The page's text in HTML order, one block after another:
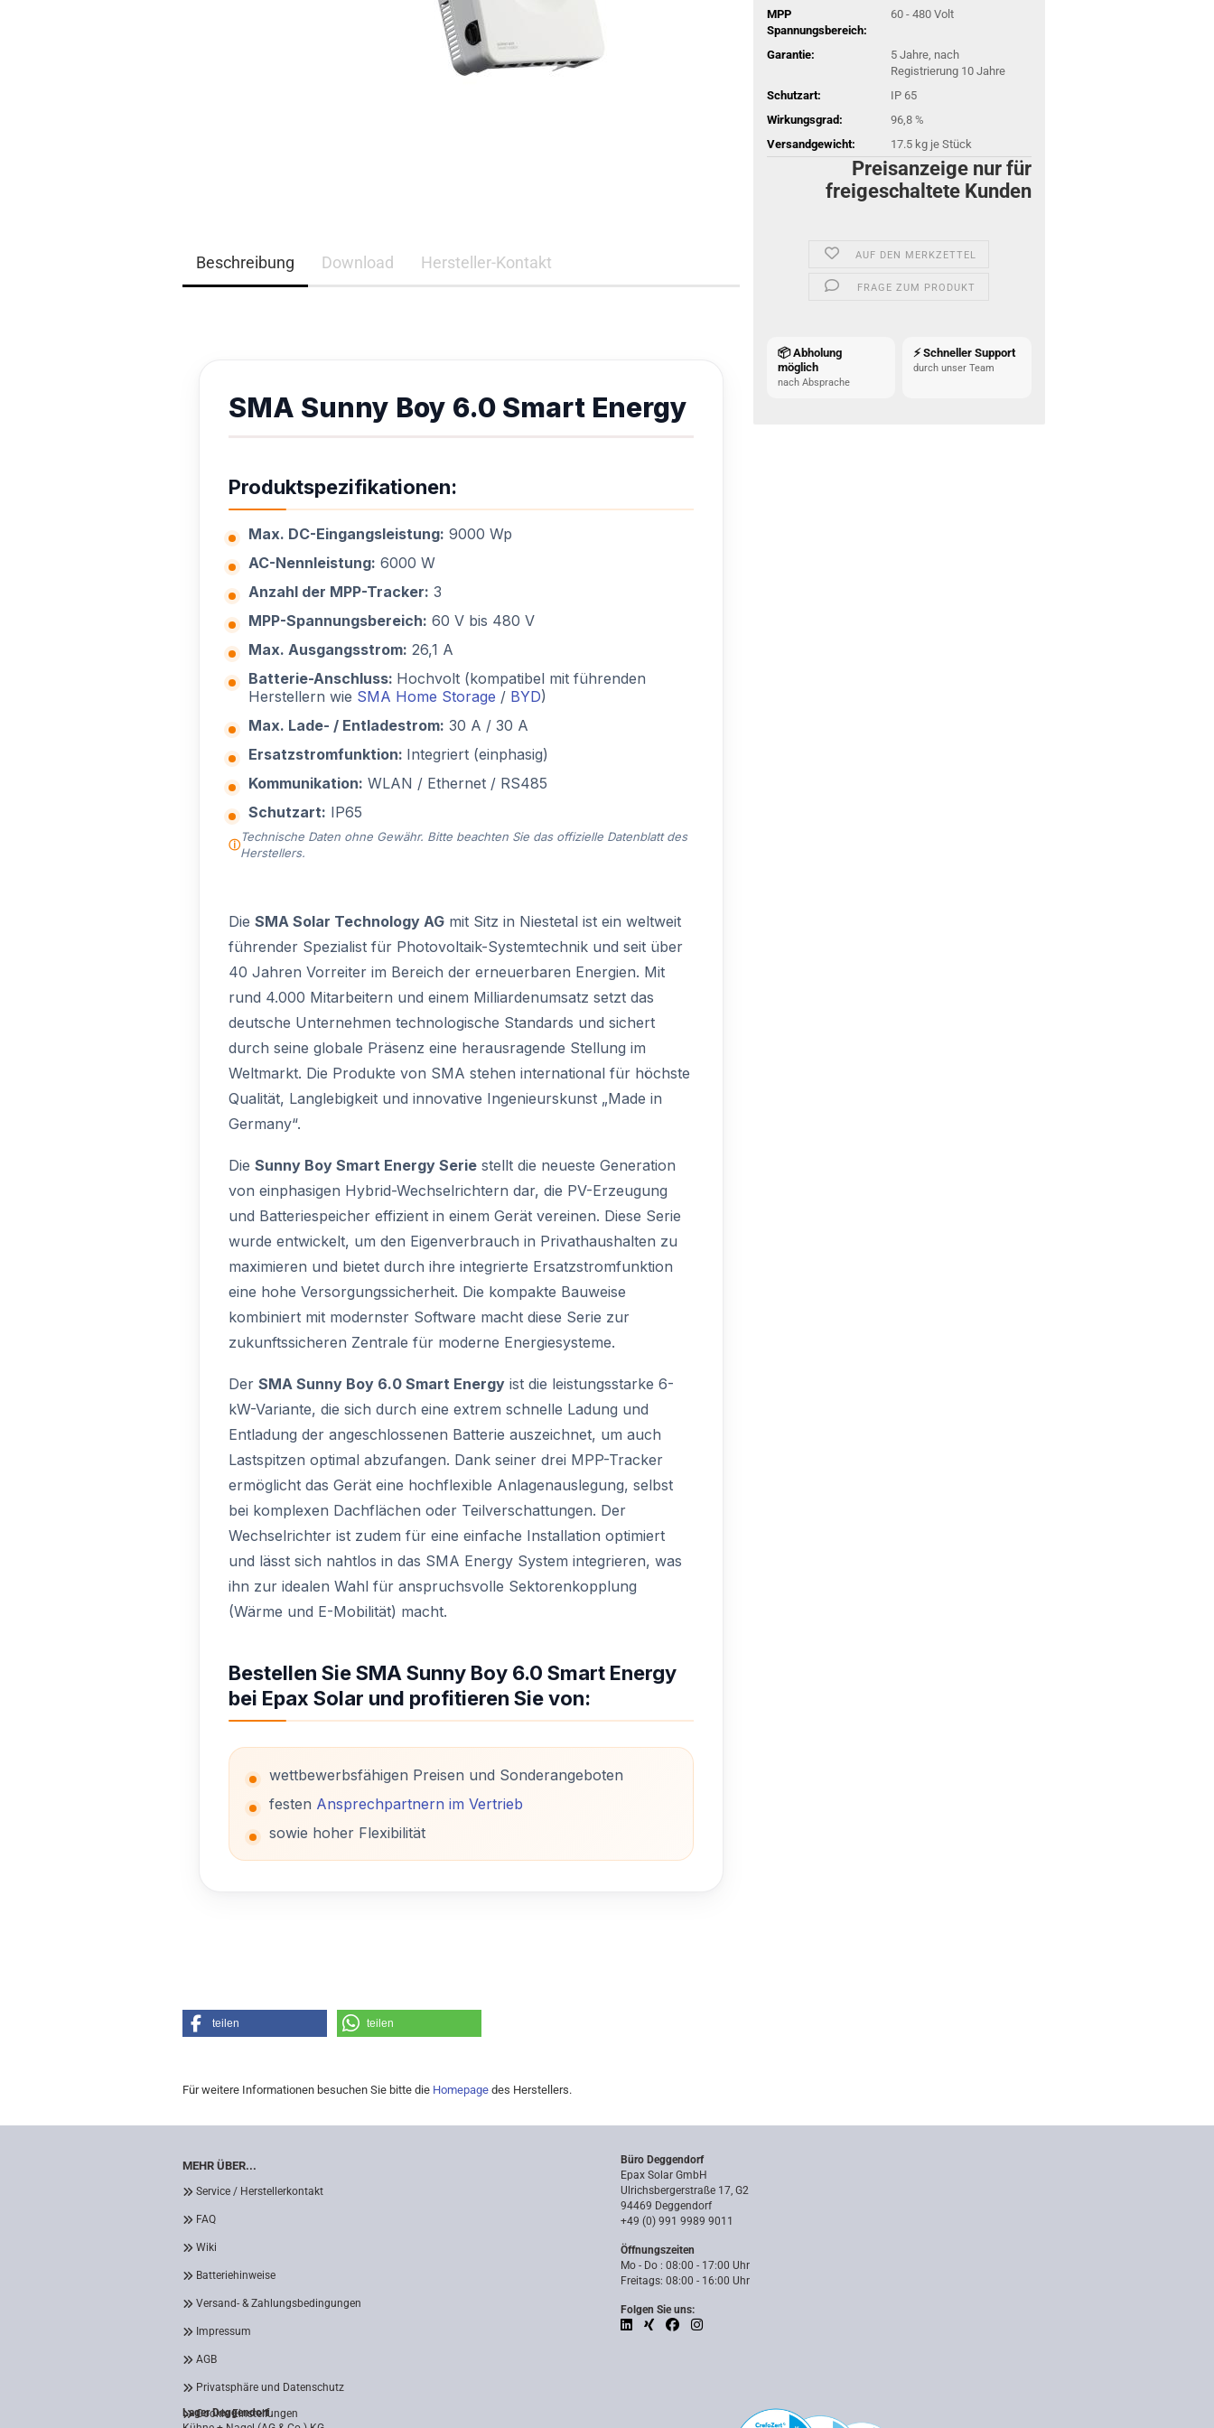
MPP
Spannungsbereich:
60 - 480 Volt
Garantie:
5 Jahre, nach
Registrierung 10 Jahre
Schutzart:
IP 65
Wirkungsgrad:
96,8 %
Versandgewicht:
17.5kg je Stück
Preisanzeige nur für
freigeschaltete Kunden
AUF DEN MERKZETTEL
FRAGE ZUM PRODUKT
📦 Abholung
möglich
nach Absprache
⚡ Schneller Support
durch unser Team
Beschreibung Download Hersteller-Kontakt
SMA Sunny Boy 6.0 Smart Energy
Produktspezifikationen:
Max. DC-Eingangsleistung: 9000 Wp
AC-Nennleistung: 6000 W
Anzahl der MPP-Tracker: 3
MPP-Spannungsbereich: 60 V bis 480 V
Max. Ausgangsstrom: 26,1 A
Batterie-Anschluss: Hochvolt (kompatibel mit führenden
Herstellern wie SMA Home Storage / BYD)
Max. Lade- / Entladestrom: 30 A / 30 A
Ersatzstromfunktion: Integriert (einphasig)
Kommunikation: WLAN / Ethernet / RS485
Schutzart: IP65
Technische Daten ohne Gewähr. Bitte beachten Sie das offizielle Datenblatt des
Herstellers.
Die SMA Solar Technology AG mit Sitz in Niestetal ist ein weltweit
führender Spezialist für Photovoltaik-Systemtechnik und seit über
40 Jahren Vorreiter im Bereich der erneuerbaren Energien. Mit
rund 4.000 Mitarbeitern und einem Milliardenumsatz setzt das
deutsche Unternehmen technologische Standards und sichert
durch seine globale Präsenz eine herausragende Stellung im
Weltmarkt. Die Produkte von SMA stehen international für höchste
Qualität, Langlebigkeit und innovative Ingenieurskunst „Made in
Germany“.
Die Sunny Boy Smart Energy Serie stellt die neueste Generation
von einphasigen Hybrid-Wechselrichtern dar, die PV-Erzeugung
und Batteriespeicher effizient in einem Gerät vereinen. Diese Serie
wurde entwickelt, um den Eigenverbrauch in Privathaushalten zu
maximieren und bietet durch ihre integrierte Ersatzstromfunktion
eine hohe Versorgungssicherheit. Die kompakte Bauweise
kombiniert mit modernster Software macht diese Serie zur
zukunftssicheren Zentrale für moderne Energiesysteme.
Der SMA Sunny Boy 6.0 Smart Energy ist die leistungsstarke 6-
kW-Variante, die sich durch eine extrem schnelle Ladung und
Entladung der angeschlossenen Batterie auszeichnet, um auch
Lastspitzen optimal abzufangen. Dank seiner drei MPP-Tracker
ermöglicht das Gerät eine hochflexible Anlagenauslegung, selbst
bei komplexen Dachflächen oder Teilverschattungen. Der
Wechselrichter ist zudem für eine einfache Installation optimiert
und lässt sich nahtlos in das SMA Energy System integrieren, was
ihn zur idealen Wahl für anspruchsvolle Sektorenkopplung
(Wärme und E-Mobilität) macht.
Bestellen Sie SMA Sunny Boy 6.0 Smart Energy
bei Epax Solar und profitieren Sie von:
wettbewerbsfähigen Preisen und Sonderangeboten
festen Ansprechpartnern im Vertrieb
sowie hoher Flexibilität
teilen teilen
Für weitere Informationen besuchen Sie bitte die Homepage des Herstellers.
MEHR ÜBER...
Service / Herstellerkontakt
FAQ
Wiki
Batteriehinweise
Versand- & Zahlungsbedingungen
Impressum
AGB
Privatsphäre und Datenschutz
Cookie Einstellungen
Büro Deggendorf
Epax Solar GmbH
Ulrichsbergerstraße 17, G2
94469 Deggendorf
+49 (0) 991 9989 9011
Öffnungszeiten
Mo - Do : 08:00 - 17:00 Uhr
Freitags: 08:00 - 16:00 Uhr
Folgen Sie uns:
Lager Deggendorf